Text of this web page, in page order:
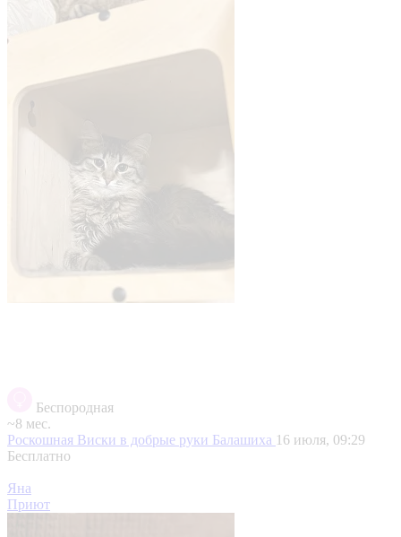
Беспородная
~8 мес.
Роскошная Виски в добрые руки Балашиха 16 июля, 09:29
Бесплатно
Яна
Приют